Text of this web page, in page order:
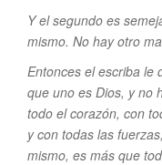
Y el segundo es
mismo. No hay otro
Entonces el escriba le
que uno es Dios, y no
todo el corazón, con
y con todas las
mismo, es más que